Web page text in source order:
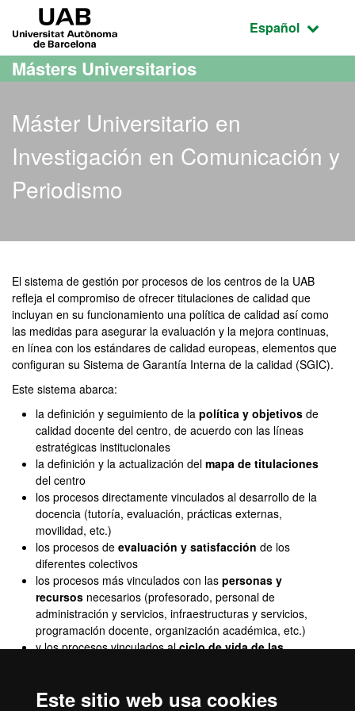
Este sitio web usa cookies
Acceso al contenido principal
Acceso a la navegación de la página
Idioma
Español
Másters Universitarios
Máster Universitario en
Investigación en Comunicación y
Periodismo
Máster Oficial -
El sistema de gestión por procesos de los centros de la UAB
refleja el compromiso de ofrecer titulaciones de calidad que
incluyan en su funcionamiento una política de calidad así como
las medidas para asegurar la evaluación y la mejora continuas,
en línea con los estándares de calidad europeas, elementos que
configuran su Sistema de Garantía Interna de la calidad (SGIC).
Este sistema abarca:
la definición y seguimiento de la política y objetivos de
calidad docente del centro, de acuerdo con las líneas
estratégicas institucionales
la definición y la actualización del mapa de titulaciones
del centro
los procesos directamente vinculados al desarrollo de la
docencia (tutoría, evaluación, prácticas externas,
movilidad, etc.)
los procesos de evaluación y satisfacción de los
diferentes colectivos
los procesos más vinculados con las personas y
recursos necesarios (profesorado, personal de
administración y servicios, infraestructuras y servicios,
programación docente, organización académica, etc.)
y los procesos vinculados alciclo de vida de las
modificación(aplicación de la mejora continua)